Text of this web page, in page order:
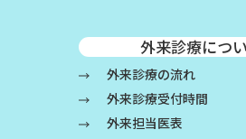
外来診療につ
外来診療の流れ
外来診療受付時間
外来担当医表